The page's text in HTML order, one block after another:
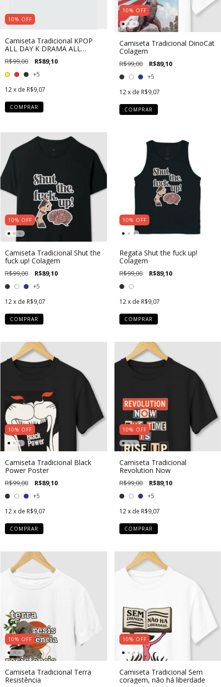
10% OFF
Camiseta Tradicional KPOP
ALL DAY K DRAMA ALL
R$99,00 R$89,10
+5
12x de R$9,07
COMPRAR
10% OFF
Camiseta Tradicional DinoCat
Colagem
R$99,00 R$89,10
+5
12 x de R$9,07
COMPRAR
10% OFF
Camiseta Tradicional Shut the
fuck up! Colagem
R$99,00 R$89,10
+5
12x de R$9,07
COMPRAR
10% OFF
Regata Shut the fuck up!
Colagem
R$99,00 R$89,10
12 x de R$9,07
COMPRAR
10% OFF
Camiseta Tradicional Black
Power Poster
R$99,00 R$89,10
+5
12x de R$9,07
COMPRAR
10% OFF
Camiseta Tradicional
Revolution Now
R$99,00 R$89,10
+5
12 x de R$9,07
COMPRAR
10% OFF
Camiseta Tradicional Terra
Resistência
10% OFF
Camiseta Tradicional Sem
coragem, não há liberdade